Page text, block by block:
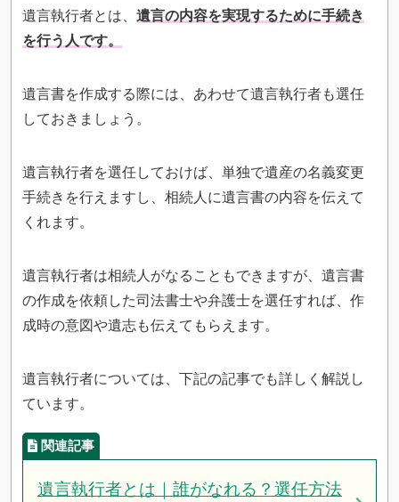
遺言執行者とは、 遺言の内容を実現するために手続き
を行う人です。
遺言書を作成する際には、あわせて遺言執行者も選任
しておきましょう。
遺言執行者を選任しておけば、単独で遺産の名義変更
手続きを行えますし、相続人に遺言書の内容を伝えて
くれます。
遺言執行者は相続人がなることもできますが、遺言書
の作成を依頼した司法書士や弁護士を選任すれば、作
成時の意図や遺志も伝えてもらえます。
遺言執行者については、下記の記事でも詳しく解説し
ています。
遺言執行者とは｜誰がなれる？選任方法